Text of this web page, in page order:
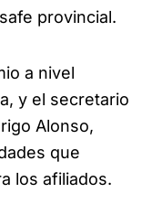
provincial.
a nivel
y el secretario
Alonso,
que
los afiliados.